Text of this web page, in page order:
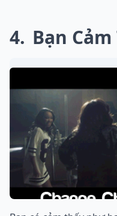
4 Bạn